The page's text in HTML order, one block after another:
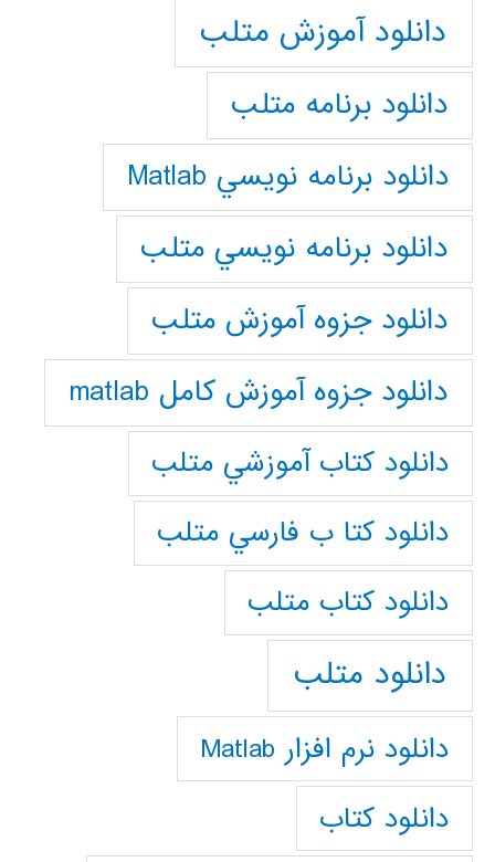
دانلود آموزش متلب
دانلود برنامه متلب
دانلود برنامه نويسي Matlab
دانلود برنامه نويسي متلب
دانلود جزوه آموزش متلب
دانلود جزوه آموزش کامل matlab
دانلود كتاب آموزشي متلب
دانلود كتا ب فارسي متلب
دانلود كتاب متلب
دانلود متلب
دانلود نرم افزار Matlab
دانلود کتاب